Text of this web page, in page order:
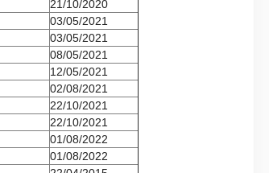
21/10/2020
03/05/2021
03/05/2021
08/05/2021
12/05/2021
02/08/2021
22/10/2021
22/10/2021
01/08/2022
01/08/2022